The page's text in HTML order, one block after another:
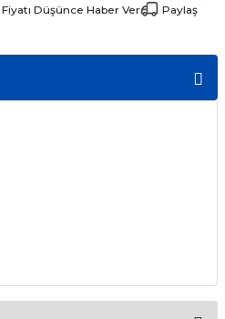
Fiyatı Düşünce Haber Ver
Paylaş